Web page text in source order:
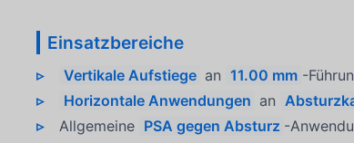
Einsatzbereiche
Vertikale Aufstiege an 11.00 mm -
Horizontale Anwendungen an
Allgemeine PSA gegen Absturz -